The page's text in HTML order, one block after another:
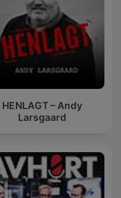
HENLAGT – Andy
Larsgaard